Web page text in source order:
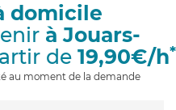
o
n
domicile
à Jouars-
de 19,90€/h*
au moment de la demande